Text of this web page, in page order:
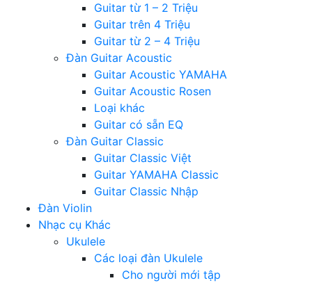
Guitar từ 1 – 2 Triệu
Guitar trên 4 Triệu
Guitar từ 2 – 4 Triệu
Đàn Guitar Acoustic
Guitar Acoustic YAMAHA
Guitar Acoustic Rosen
Loại khác
Guitar có sẵn EQ
Đàn Guitar Classic
Guitar Classic Việt
Guitar YAMAHA Classic
Guitar Classic Nhập
Đàn Violin
Nhạc cụ Khác
Ukulele
Các loại đàn Ukulele
Cho người mới tập